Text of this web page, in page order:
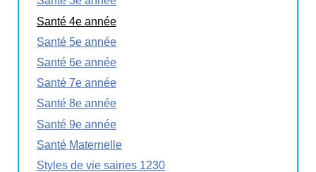
Santé 4e année
Santé 5e année
Santé 6e année
Santé 7e année
Santé 8e année
Santé 9e année
Santé Maternelle
Styles de vie saines 1230